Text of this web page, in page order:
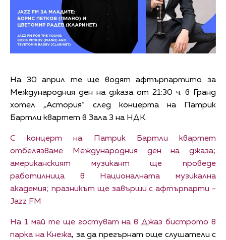
На 30 април те ще водят афтърпартито за
Международния ден на джаза от 21:30 ч. в Гранд
хотел „Астория“ след концерта на Патрик
Бартли квартет в Зала 3 на НДК.
С концерт на Патрик Бартли квартет
отбелязваме Международния ден на джаза;
американският музикант ще проведе
работилница в Националната музикална
академия; празникът ще завърши с афтърпарти -
Jazz FM
На 1 май те ще гостуват на в Джаз бистрото в
парка на Кнежа, за да прегърнат още слушатели с